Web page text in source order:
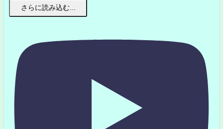
さらに読み込む...